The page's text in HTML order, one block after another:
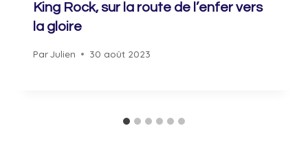
King Rock, sur la route de l’enfer vers
la gloire
ParJulien 30 août 2023